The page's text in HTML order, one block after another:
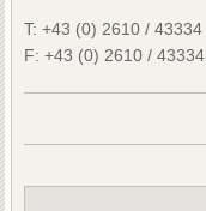
T: +43 (0) 2610 / 43334
F: +43 (0) 2610 / 43334